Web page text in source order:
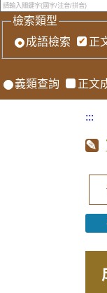
檢索類型
成語檢索
正
義類查詢 正文
:::